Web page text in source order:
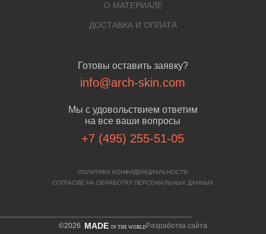
Готовы оставить заявку?
info@arch-skin.com
Мы с удовольствием ответим
на все ваши вопросы
+7 (495) 255-51-05
ПОЛИТИКА КОНФИДЕНЦИАЛЬНОСТИ
СОГЛАСИЕ НА ОБРАБОТКУ ПЕРСОНАЛЬНЫХ ДАННЫХ
О МАТЕРИАЛЕ
ДОСТАВКА И ОПЛАТА
©2026 MADE IN THE WORLDРазработка сайта